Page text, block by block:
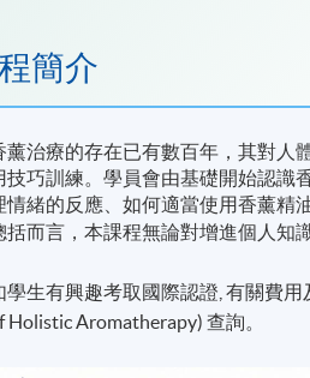
簡介
薰治療的存在已有數百年，其對人
技巧訓練。學員會由基礎開始認識
情緒的反應、如何適當使用香薰精
括而言，本課程無論對增進個人知
學生有興趣考取國際認證, 有關費
Holistic Aromatherapy) 查詢。